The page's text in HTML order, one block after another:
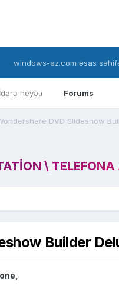
İdarə heyəti Forums
windows-az.com əsas
DVD Slideshow
\
Builder